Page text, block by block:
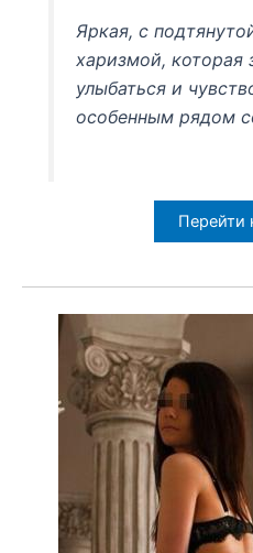
Яркая, с
харизмой, которая
улыбаться и
особенным рядом
Перейти